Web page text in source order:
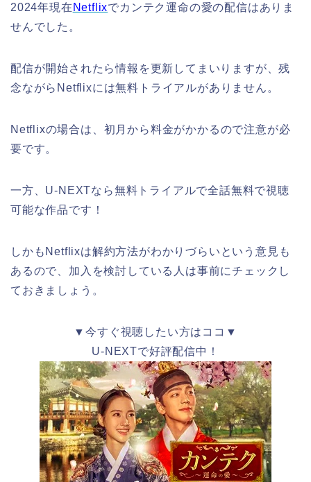
2024年現在 Netflixでカンテク運命の愛の配信はありま
せんでした。
配信が開始されたら情報を更新してまいりますが、残
念ながらNetflixには無料トライアルがありません。
Netflixの場合は、初月から料金がかかるので注意が必
要です。
一方、U-NEXTなら無料トライアルで全話無料で視聴
可能な作品です！
しかもNetflixは解約方法がわかりづらいという意見も
あるので、加入を検討している人は事前にチェックし
ておきましょう。
▼今すぐ視聴したい方はココ▼
U-NEXTで好評配信中！